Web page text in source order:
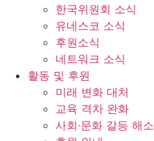
한국위원회 소식
유네스코 소식
후원소식
네트워크 소식
활동 및 후원
미래 변화 대처
교육 격차 완화
사회∙문화 갈등 해소